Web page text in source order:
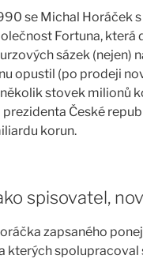
se Michal Horáček
Fortuna, která
sázek (nejen)
opustil (po prodeji
stovek milionů
České
korun.
spisovatel,
zapsaného
kterých